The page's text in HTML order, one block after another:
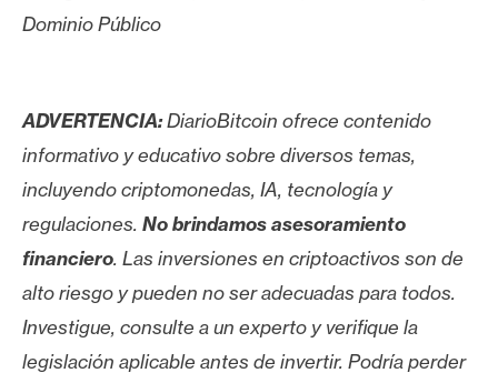
Dominio Público
ADVERTENCIA:DiarioBitcoin ofrece contenido
informativo y educativo sobre diversos temas,
incluyendo criptomonedas, IA, tecnología y
regulaciones. No brindamos asesoramiento
financiero. Las inversiones en criptoactivos son de
alto riesgo y pueden no ser adecuadas para todos.
Investigue, consulte a un experto y verifique la
legislación aplicable antes de invertir. Podría perder